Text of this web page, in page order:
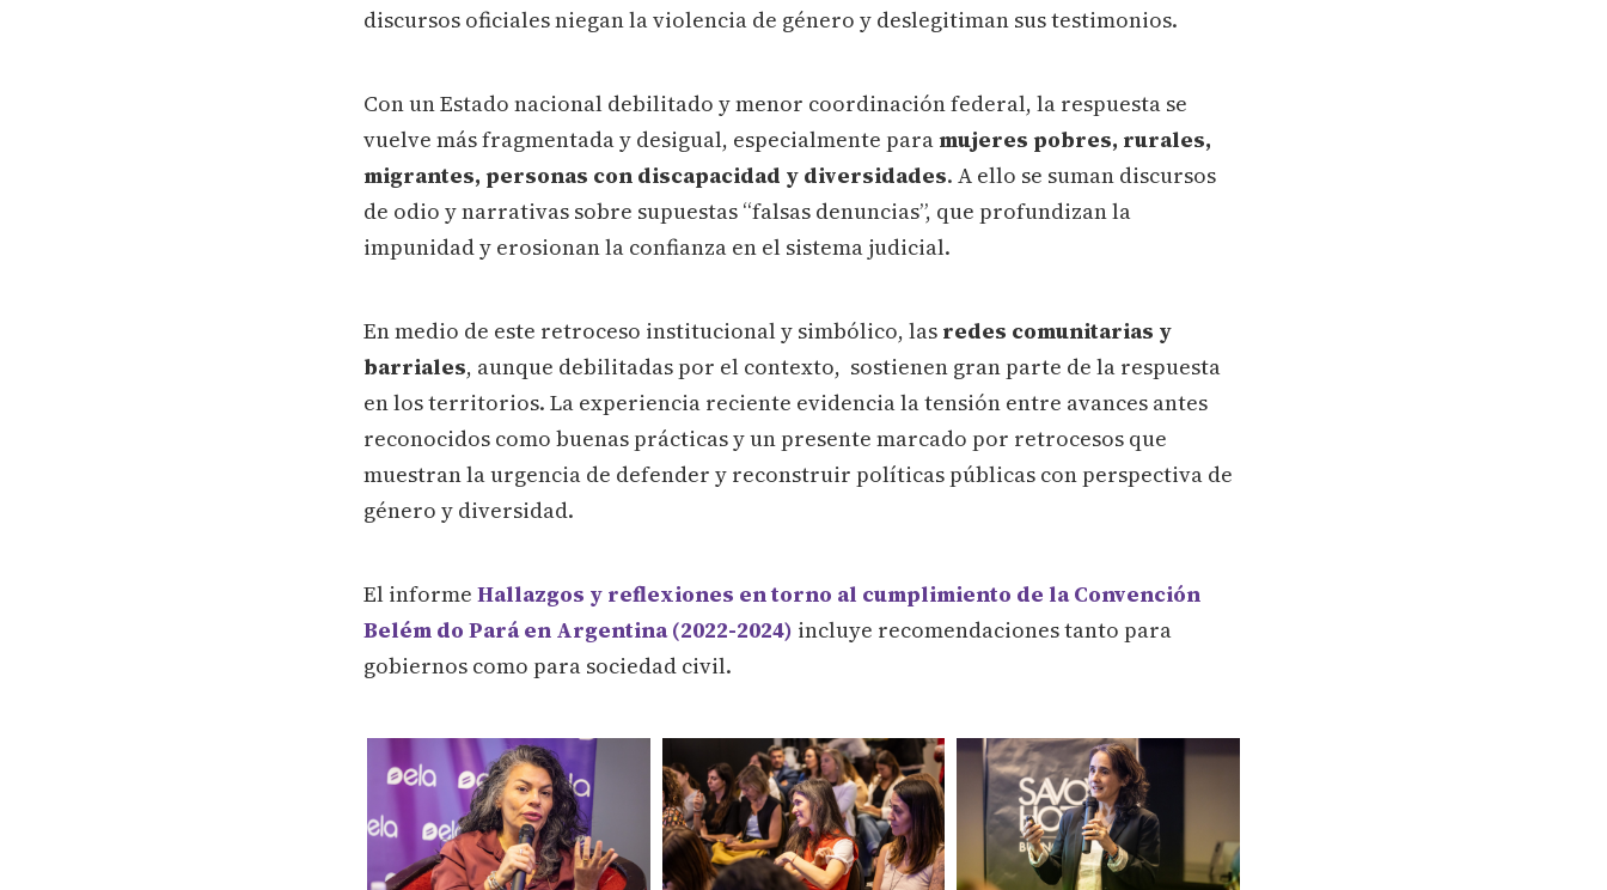
discursos oficiales niegan la violencia de género y deslegitiman sus testimonios.
Con un Estado nacional debilitado y menor coordinación federal, la respuesta se
vuelve más fragmentada y desigual, especialmente paramujeres pobres, rurales,
migrantes, personas con discapacidad y diversidades. A ello se suman discursos
de odio y narrativas sobre supuestas “falsas denuncias”, que profundizan la
impunidad y erosionan la confianza en el sistema judicial.
En medio de este retroceso institucional y simbólico, las redes comunitarias y
barriales, aunque debilitadas por el contexto, sostienen gran parte de la respuesta
en los territorios. La experiencia reciente evidencia la tensión entre avances antes
reconocidos como buenas prácticas y un presente marcado por retrocesos que
muestran la urgencia de defender y reconstruir políticas públicas con perspectiva de
género y diversidad.
El informe Hallazgos y reflexiones en torno al cumplimiento de la Convención
Belém do Pará en Argentina (2022-2024) incluye recomendaciones tanto para
gobiernos como para sociedad civil.